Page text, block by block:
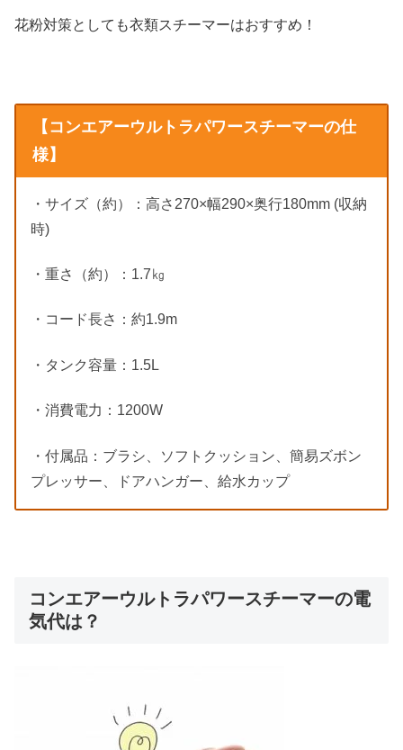
花粉対策としても衣類スチーマーはおすすめ！
【コンエアーウルトラパワースチーマーの仕
様】
・サイズ（約）：高さ270×幅290×奥行180mm (収納
時)
・重さ（約）：1.7㎏
・コード長さ：約1.9m
・タンク容量：1.5L
・消費電力：1200W
・付属品：ブラシ、ソフトクッション、簡易ズボン
プレッサー、ドアハンガー、給水カップ
コンエアーウルトラパワースチーマーの電
気代は？